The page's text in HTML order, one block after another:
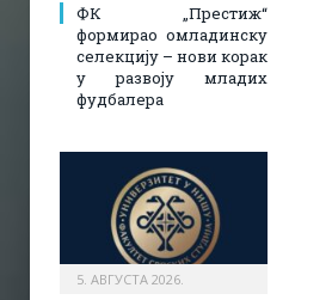
ФК „Престиж“
формирао омладинску
селекцију – нови корак
у развоју младих
фудбалера
5. АВГУСТА 2026.